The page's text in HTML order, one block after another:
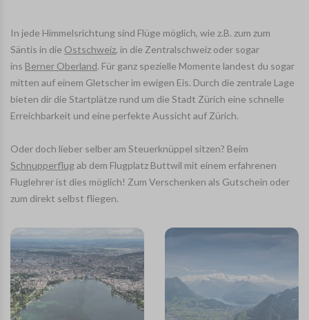
In jede Himmelsrichtung sind Flüge möglich, wie z.B. zum zum
Säntis in die Ostschweiz, in die Zentralschweiz oder sogar
ins Berner Oberland. Für ganz spezielle Momente landest du sogar
mitten auf einem Gletscher im ewigen Eis. Durch die zentrale Lage
bieten dir die Startplätze rund um die Stadt Zürich eine schnelle
Erreichbarkeit und eine perfekte Aussicht auf Zürich.
Oder doch lieber selber am Steuerknüppel sitzen? Beim
Schnupperflugab dem Flugplatz Buttwil mit einem erfahrenen
Fluglehrer ist dies möglich! Zum Verschenken als Gutschein oder
zum direkt selbst fliegen.